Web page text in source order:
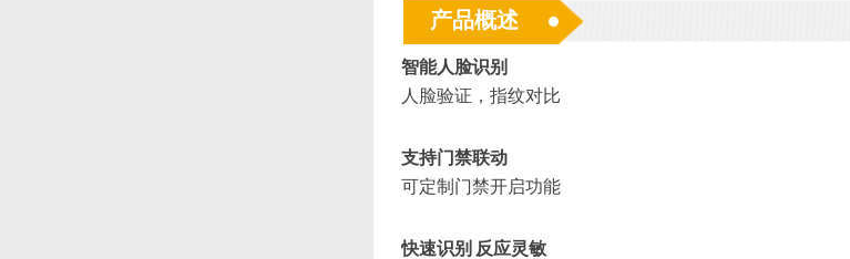
产品概述
智能人脸识别
人脸验证，指纹对比
支持门禁联动
可定制门禁开启功能
快速识别 反应灵敏